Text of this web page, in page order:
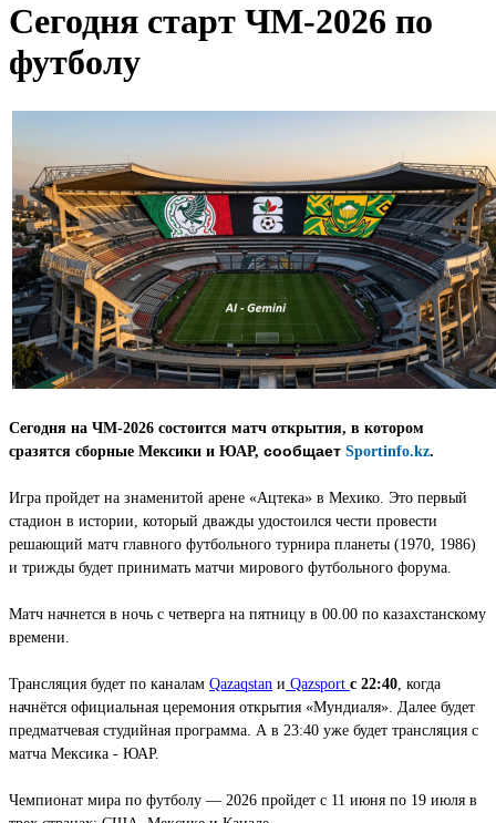
Сегодня старт ЧМ-2026 по
футболу
Сегодня на ЧМ-2026 состоится матч открытия, в котором
сразятся сборные Мексики и ЮАР, сообщает Sportinfo.kz.
Игра пройдет на знаменитой арене «Ацтека» в Мехико. Это первый
стадион в истории, который дважды удостоился чести провести
решающий матч главного футбольного турнира планеты (1970, 1986)
и трижды будет принимать матчи мирового футбольного форума.
Матч начнется в ночь с четверга на пятницу в 00.00 по казахстанскому
времени.
Трансляция будет по каналам Qazaqstan и Qazsport с 22:40 , когда
начнётся официальная церемония открытия «Мундиаля». Далее будет
предматчевая студийная программа. А в 23:40 уже будет трансляция с
матча Мексика - ЮАР.
Чемпионат мира по футболу — 2026 пройдет с 11 июня по 19 июля в